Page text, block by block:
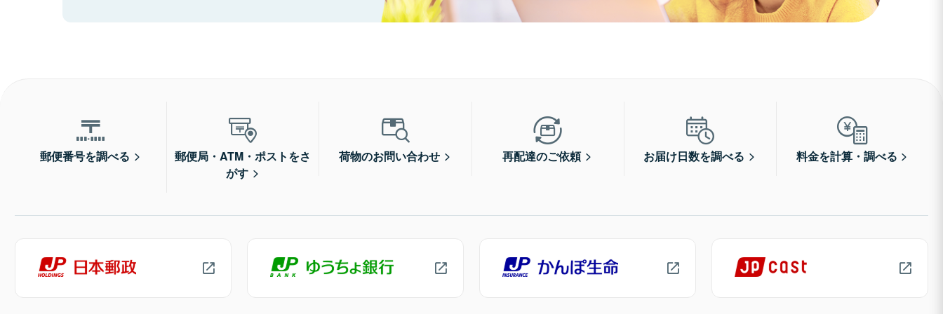
郵便番号を調べる
郵便局・ATM・ポストをさ
がす
荷物のお問い合わせ 再配達のご依頼 お届け日数を調べる 料金を計算・調べる